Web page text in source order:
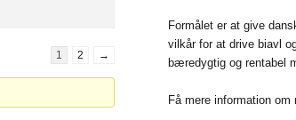
1 2 →
b
o
k
k
e
I
i
t
e
Formålet er at give
vilkår for at drive biavl
bæredygtig og rentabel
Få mere information om